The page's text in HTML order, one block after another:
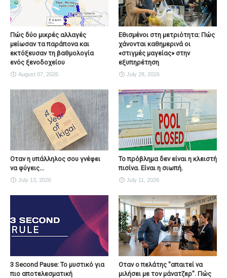
Πώς δύο μικρές αλλαγές
μείωσαν τα παράπονα και
εκτόξευσαν τη βαθμολογία
ενός ξενοδοχείου
August 07, 2026
Εθισμένοι στη μετριότητα: Πώς
χάνονται καθημερινά οι
«στιγμές μαγείας» στην
εξυπηρέτηση
July 28, 2026
Οταν η υπάλληλος σου γνέφει
να φύγεις...
July 13, 2026
Το πρόβλημα δεν είναι η κλειστή
πισίνα. Είναι η σιωπή.
July 11, 2026
3 Second Pause: Το μυστικό για
πιο αποτελεσματική
Οταν ο πελάτης "απαιτεί να
μιλήσει με τον μάνατζερ". Πώς